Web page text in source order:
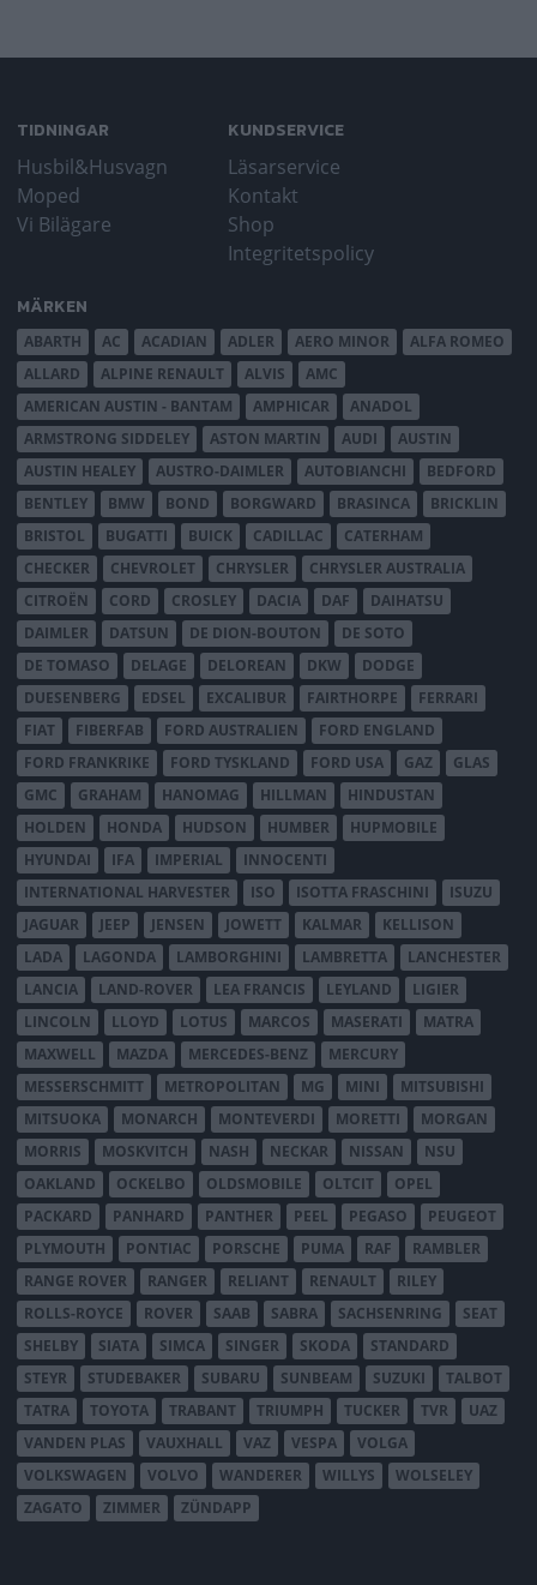
TIDNINGAR
Husbil&Husvagn
Moped
Vi Bilägare
KUNDSERVICE
Läsarservice
Kontakt
Shop
Integritetspolicy
MÄRKEN
ABARTH AC ACADIAN ADLER AERO MINOR
ALFA ROMEO
ALLARD
ALPINE RENAULT ALVIS
AMC
AMERICAN AUSTIN - BANTAM
AMPHICAR
ANADOL
ARMSTRONG SIDDELEY
ASTON MARTIN AUDI
AUSTIN
AUSTIN HEALEY
AUSTRO-DAIMLER AUTOBIANCHI
BEDFORD
BENTLEY
BMW BOND BORGWARD BRASINCA
BRICKLIN
BRISTOL
BUGATTI BUICK CADILLAC
CATERHAM
CHECKER
CHEVROLET CHRYSLER
CHRYSLER AUSTRALIA
CITROËN
CORD CROSLEY DACIA DAF
DAIHATSU
DAIMLER
DATSUN DE DION-BOUTON
DE SOTO
DE TOMASO
DELAGE DELOREAN DKW
DODGE
DUESENBERG
EDSEL EXCALIBUR FAIRTHORPE
FERRARI
FIAT
FIBERFAB FORD AUSTRALIEN
FORD ENGLAND
FORD FRANKRIKE
FORD TYSKLAND FORD USA GAZ
GLAS
GMC
GRAHAM HANOMAG HILLMAN
HINDUSTAN
HOLDEN
HONDA HUDSON HUMBER
HUPMOBILE
HYUNDAI
IFA IMPERIAL
INNOCENTI
INTERNATIONAL HARVESTER
ISO ISOTTA FRASCHINI
ISUZU
JAGUAR
JEEP JENSEN JOWETT KALMAR
KELLISON
LADA
LAGONDA LAMBORGHINI LAMBRETTA
LANCHESTER
LANCIA
LAND-ROVER LEA FRANCIS LEYLAND
LIGIER
LINCOLN
LLOYD LOTUS MARCOS MASERATI
MATRA
MAXWELL
MAZDA MERCEDES-BENZ
MERCURY
MESSERSCHMITT
METROPOLITAN MG MINI
MITSUBISHI
MITSUOKA
MONARCH MONTEVERDI MORETTI
MORGAN
MORRIS
MOSKVITCH NASH NECKAR NISSAN
NSU
OAKLAND
OCKELBO OLDSMOBILE OLTCIT
OPEL
PACKARD
PANHARD PANTHER PEEL PEGASO
PEUGEOT
PLYMOUTH
PONTIAC PORSCHE PUMA RAF
RAMBLER
RANGE ROVER
RANGER RELIANT RENAULT
RILEY
ROLLS-ROYCE
ROVER SAAB SABRA SACHSENRING
SEAT
SHELBY
SIATA SIMCA SINGER SKODA
STANDARD
STEYR
STUDEBAKER SUBARU SUNBEAM SUZUKI
TALBOT
TATRA
TOYOTA TRABANT TRIUMPH TUCKER TVR
UAZ
VANDEN PLAS
VAUXHALL VAZ VESPA
VOLGA
VOLKSWAGEN
VOLVO WANDERER WILLYS
WOLSELEY
ZAGATO
ZIMMER ZÜNDAPP